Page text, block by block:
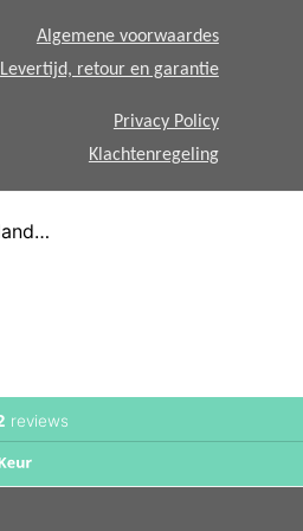
Algemene voorwaardes
Levertijd, retour en garantie
Privacy Policy
Klachtenregeling